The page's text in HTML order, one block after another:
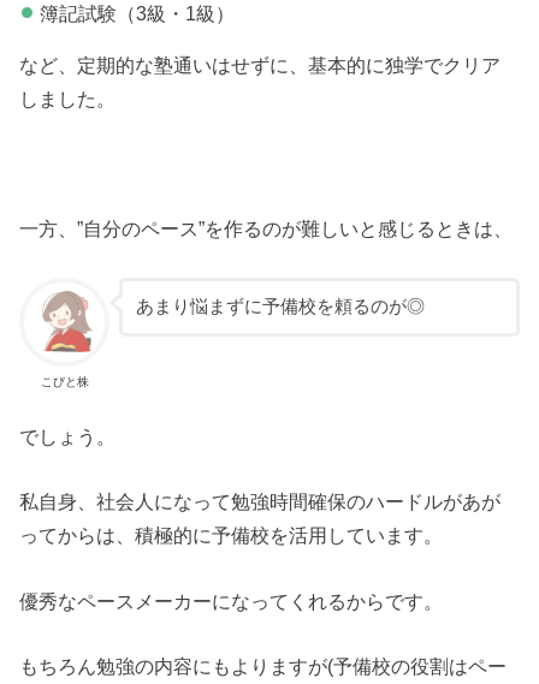
簿記試験（3級・1級）
など、定期的な塾通いはせずに、基本的に独学でクリア
しました。
一方、”自分のペース”を作るのが難しいと感じるときは、
こびと株
あまり悩まずに予備校を頼るのが◎
でしょう。
私自身、社会人になって勉強時間確保のハードルがあが
ってからは、積極的に予備校を活用しています。
優秀なペースメーカーになってくれるからです。
もちろん勉強の内容にもよりますが(予備校の役割はペー